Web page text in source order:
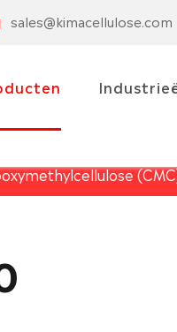
sales@kimacellulose.com